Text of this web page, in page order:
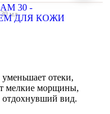
30 мл
отеки,
мелкие морщины,
отдохнувший вид.